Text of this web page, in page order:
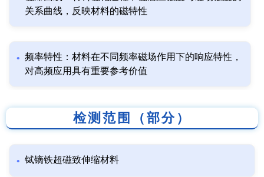
关系曲线，反映材料的磁特性
频率特性：材料在不同频率磁场作用下的响应特性，
对高频应用具有重要参考价值
检测范围（部分）
铽镝铁超磁致伸缩材料